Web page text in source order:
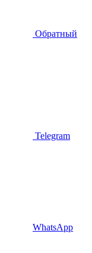
Обратный
Telegram
WhatsApp